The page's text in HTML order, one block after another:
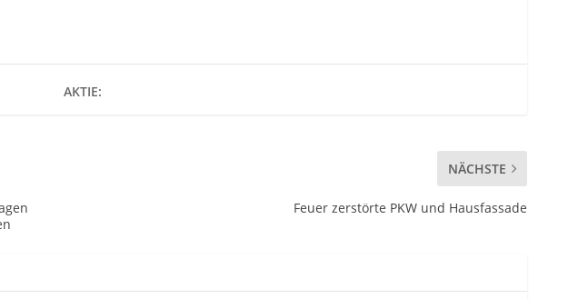
AKTIE:
NÄCHSTE
Feuer zerstörte PKW und Hausfassade